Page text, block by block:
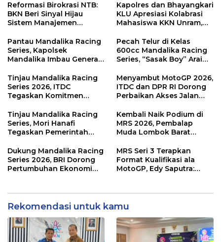
Reformasi Birokrasi NTB:
BKN Beri Sinyal Hijau
Sistem Manajemen
Kapolres dan Bhayangkari
KLU Apresiasi Kolabrasi
Mahasiswa KKN Unram,
Sampah Jadi Rupiah
Pantau Mandalika Racing
Series, Kapolsek
Mandalika Imbau Generasi
Sirkuit, Bukan Jalan Raya
Pecah Telur di Kelas
600cc Mandalika Racing
Series, “Sasak Boy” Arai
Kemenangan
Tinjau Mandalika Racing
Series 2026, ITDC
Tegaskan Komitmen
Dampak Ekonomi
Kawasan
Menyambut MotoGP 2026,
ITDC dan DPR RI Dorong
Perbaikan Akses Jalan
di KEK Mandalika
Tinjau Mandalika Racing
Series, Mori Hanafi
Tegaskan Pemerintah
NTB
Kembali Naik Podium di
MRS 2026, Pembalap
Muda Lombok Barat
Menuju Tingkat Asia
Dukung Mandalika Racing
Series 2026, BRI Dorong
Pertumbuhan Ekonomi
MRS Seri 3 Terapkan
Format Kualifikasi ala
MotoGP, Edy Saputra:
Rekomendasi untuk kamu